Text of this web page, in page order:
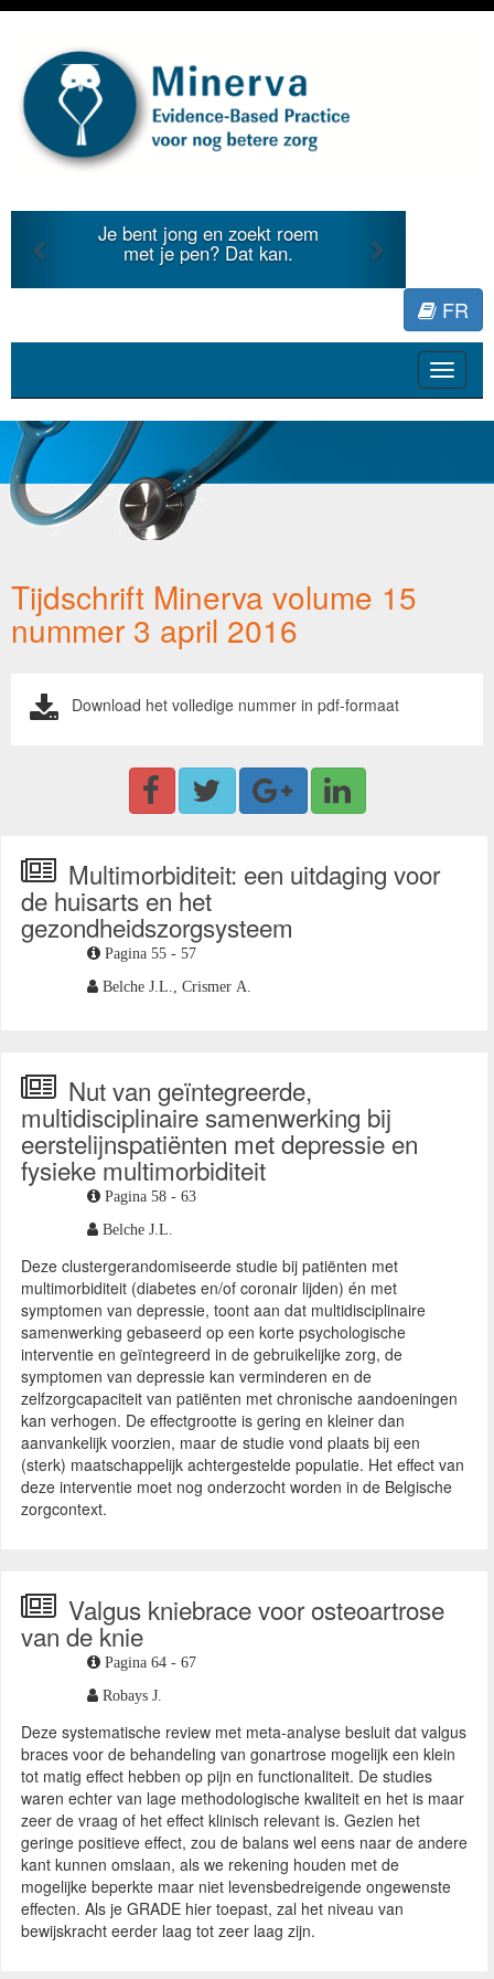
Je bent jong en zoekt roem
met je pen? Dat kan.
Previous
FR
Toggle
Tijdschrift Minerva volume 15
nummer 3 april 2016
Download het volledige nummer in pdf-formaat
Multimorbiditeit: een uitdaging voor
de huisarts en het
gezondheidszorgsysteem
Pagina 55 - 57
Belche J.L., Crismer A.
Nut van geïntegreerde,
multidisciplinaire samenwerking bij
eerstelijnspatiënten met depressie en
fysieke multimorbiditeit
Pagina 58 - 63
Belche J.L.
Deze clustergerandomiseerde studie bij patiënten met
multimorbiditeit (diabetes en/of coronair lijden) én met
symptomen van depressie, toont aan dat multidisciplinaire
samenwerking gebaseerd op een korte psychologische
interventie en geïntegreerd in de gebruikelijke zorg, de
symptomen van depressie kan verminderen en de
zelfzorgcapaciteit van patiënten met chronische aandoeningen
kan verhogen. De effectgrootte is gering en kleiner dan
aanvankelijk voorzien, maar de studie vond plaats bij een
(sterk) maatschappelijk achtergestelde populatie. Het effect van
deze interventie moet nog onderzocht worden in de Belgische
zorgcontext.
Valgus kniebrace voor osteoartrose
van de knie
Pagina 64 - 67
Robays J.
Deze systematische review met meta-analyse besluit dat valgus
braces voor de behandeling van gonartrose mogelijk een klein
tot matig effect hebben op pijn en functionaliteit. De studies
waren echter van lage methodologische kwaliteit en het is maar
zeer de vraag of het effect klinisch relevant is. Gezien het
geringe positieve effect, zou de balans wel eens naar de andere
kant kunnen omslaan, als we rekening houden met de
mogelijke beperkte maar niet levensbedreigende ongewenste
effecten. Als je GRADE hier toepast, zal het niveau van
bewijskracht eerder laag tot zeer laag zijn.